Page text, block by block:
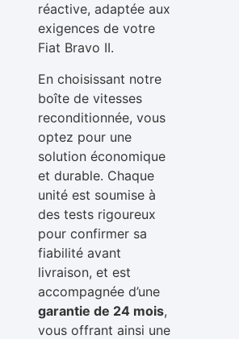
réactive, adaptée aux
exigences de votre
Fiat Bravo II.
En choisissant notre
boîte de vitesses
reconditionnée, vous
optez pour une
solution économique
et durable. Chaque
unité est soumise à
des tests rigoureux
pour confirmer sa
fiabilité avant
livraison, et est
accompagnée d’une
garantie de 24 mois,
vous offrant ainsi une